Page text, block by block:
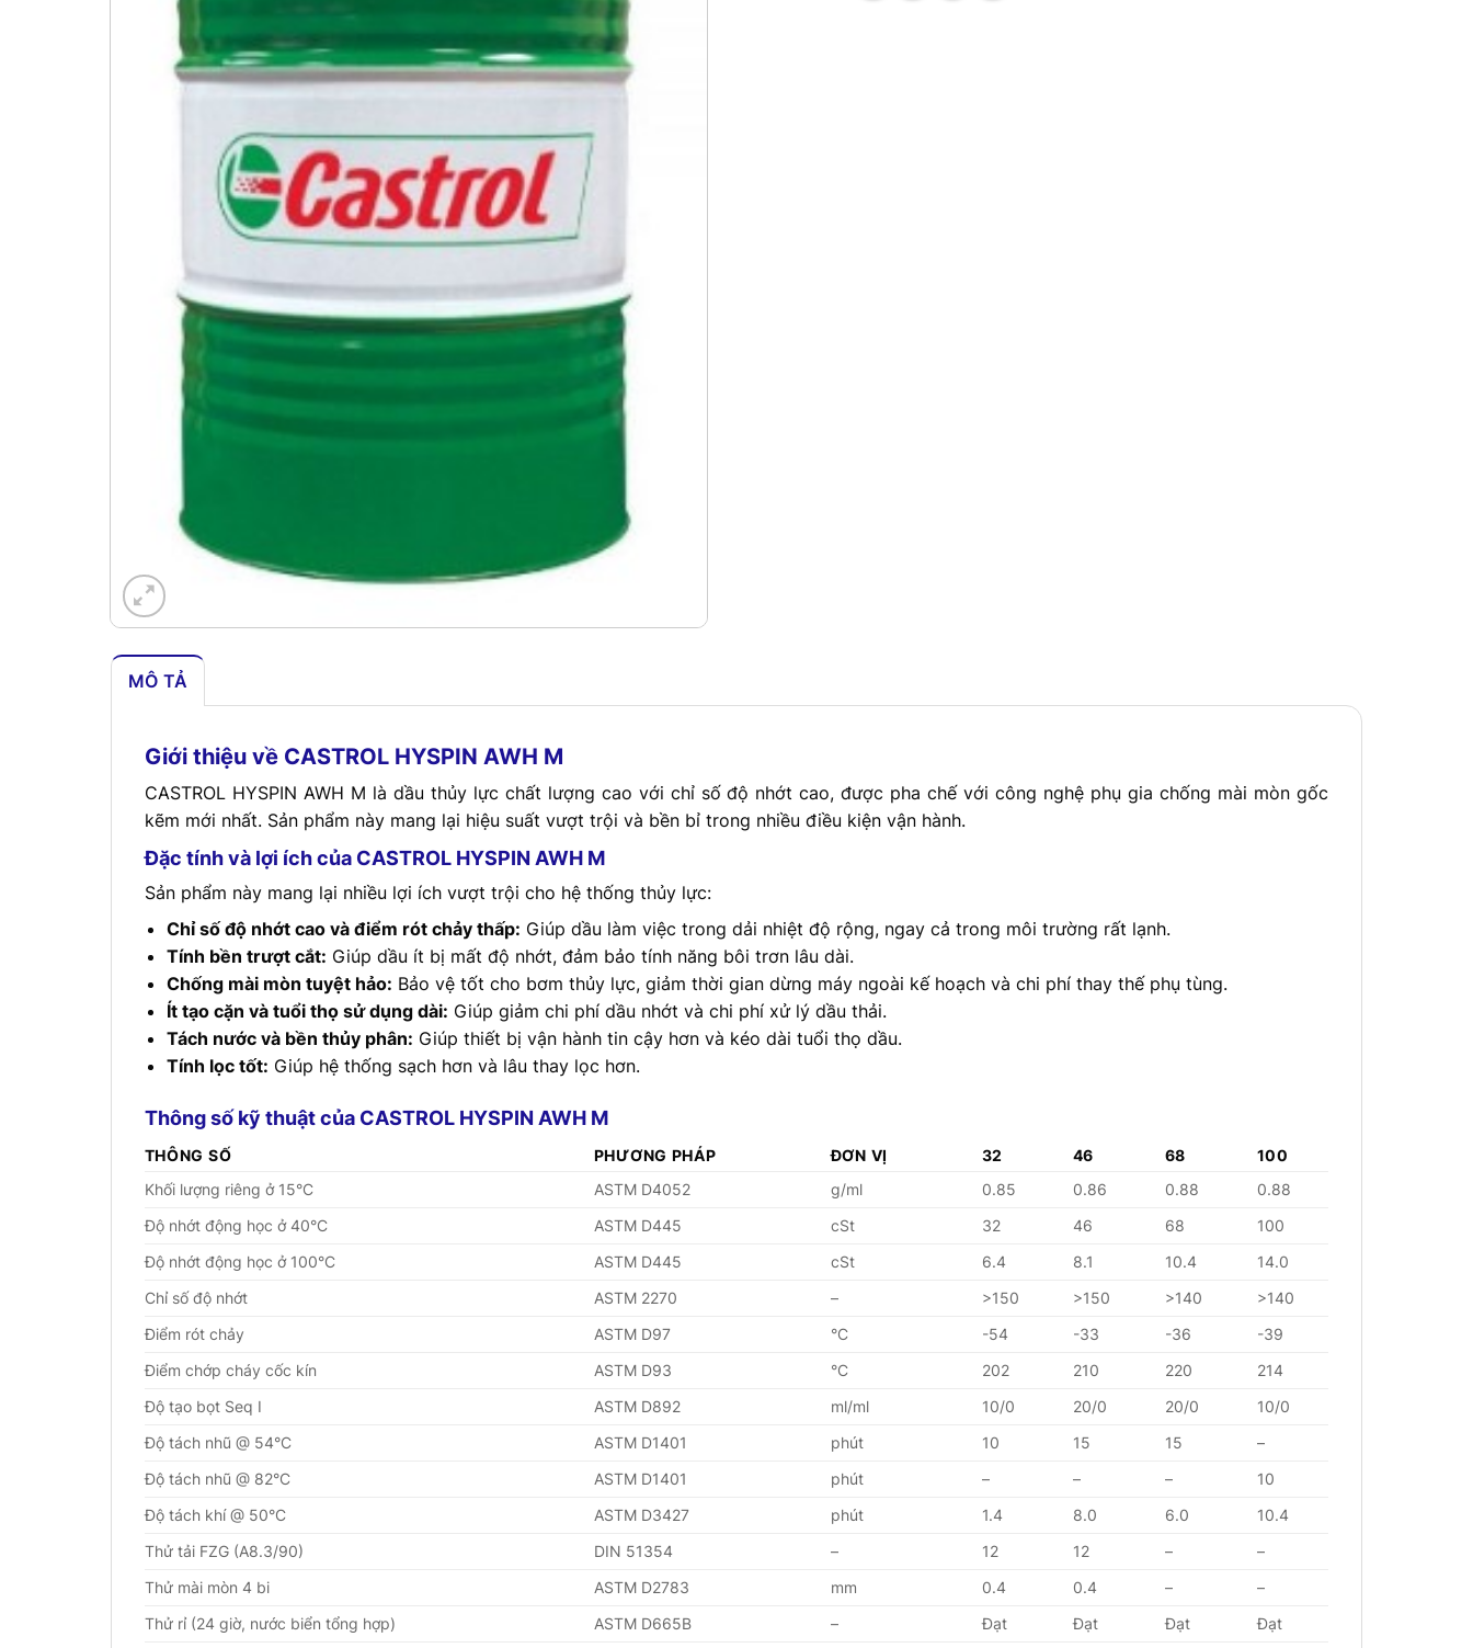
MÔ TẢ
Giới thiệu về CASTROL HYSPIN AWH M
CASTROL HYSPIN AWH M là dầu thủy lực chất lượng cao với chỉ số độ nhớt cao, được pha chế với công nghệ phụ gia chống mài mòn gốc
kẽm mới nhất. Sản phẩm này mang lại hiệu suất vượt trội và bền bỉ trong nhiều điều kiện vận hành.
Đặc tính và lợi ích của CASTROL HYSPIN AWH M
Sản phẩm này mang lại nhiều lợi ích vượt trội cho hệ thống thủy lực:
Chỉ số độ nhớt cao và điểm rót chảy thấp: Giúp dầu làm việc trong dải nhiệt độ rộng, ngay cả trong môi trường rất lạnh.
Tính bền trượt cắt: Giúp dầu ít bị mất độ nhớt, đảm bảo tính năng bôi trơn lâu dài.
Chống mài mòn tuyệt hảo: Bảo vệ tốt cho bơm thủy lực, giảm thời gian dừng máy ngoài kế hoạch và chi phí thay thế phụ tùng.
Ít tạo cặn và tuổi thọ sử dụng dài: Giúp giảm chi phí dầu nhớt và chi phí xử lý dầu thải.
Tách nước và bền thủy phân: Giúp thiết bị vận hành tin cậy hơn và kéo dài tuổi thọ dầu.
Tính lọc tốt: Giúp hệ thống sạch hơn và lâu thay lọc hơn.
Thông số kỹ thuật của CASTROL HYSPIN AWH M
THÔNG SỐ PHƯƠNG PHÁP ĐƠN VỊ 32 46 68
100
Khối lượng riêng ở 15°C
ASTM D4052 g/ml 0.85 0.86 0.88
0.88
Độ nhớt động học ở 40°C
ASTM D445 cSt 32 46 68
100
Độ nhớt động học ở 100°C
ASTM D445 cSt 6.4 8.1 10.4
14.0
Chỉ số độ nhớt
ASTM 2270 – >150 >150 >140
>140
Điểm rót chảy
ASTM D97 °C -54 -33 -36
-39
Điểm chớp cháy cốc kín
ASTM D93 °C 202 210 220
214
Độ tạo bọt Seq I
ASTM D892 ml/ml 10/0 20/0 20/0
10/0
Độ tách nhũ @ 54°C
ASTM D1401 phút 10 15 15
–
Độ tách nhũ @ 82°C
ASTM D1401 phút – – –
10
Độ tách khí @ 50°C
ASTM D3427 phút 1.4 8.0 6.0
10.4
Thử tải FZG (A8.3/90)
DIN 51354 – 12 12 –
–
Thử mài mòn 4 bi
ASTM D2783 mm 0.4 0.4 –
–
Thử rỉ (24 giờ, nước biển tổng hợp)
ASTM D665B – Đạt Đạt Đạt
Đạt